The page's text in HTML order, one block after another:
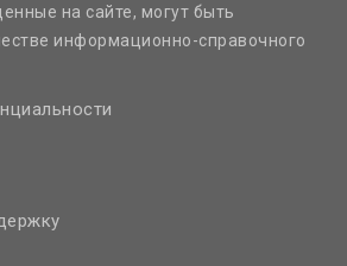
на сайте, могут быть
информационно-справочного